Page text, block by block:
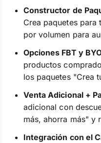
Constructor de
Crea paquetes para
por volumen para
Opciones FBT y
productos
los paquetes "Crea
Venta Adicional +
adicional con
más, ahorra más" y
Integración con el